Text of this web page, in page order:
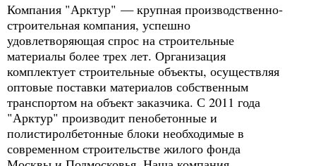
Компания "Арктур" — крупная производственно-
строительная компания, успешно
удовлетворяющая спрос на строительные
материалы более трех лет. Организация
комплектует строительные объекты, осуществляя
оптовые поставки материалов собственным
транспортом на объект заказчика. С 2011 года
"Арктур" производит пенобетонные и
полистиролбетонные блоки необходимые в
современном строительстве жилого фонда